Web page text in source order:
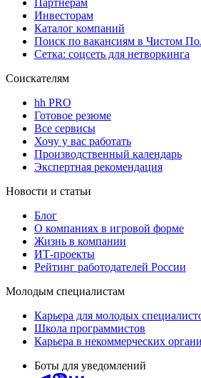
Инвесторам
Каталог компаний
Поиск по вакансиям в Чистом
Сетка: соцсеть для нетворкинга
Соискателям
hh PRO
Готовое резюме
Все сервисы
Хочу у вас работать
Производственный календарь
Экспертная рекомендация
Новости и статьи
Блог
О компаниях в игровой форме
Жизнь в компании
ИТ-проекты
Рейтинг работодателей России
Молодым специалистам
Карьера для молодых
Школа программистов
Карьера в некоммерческих
Боты для уведомлений